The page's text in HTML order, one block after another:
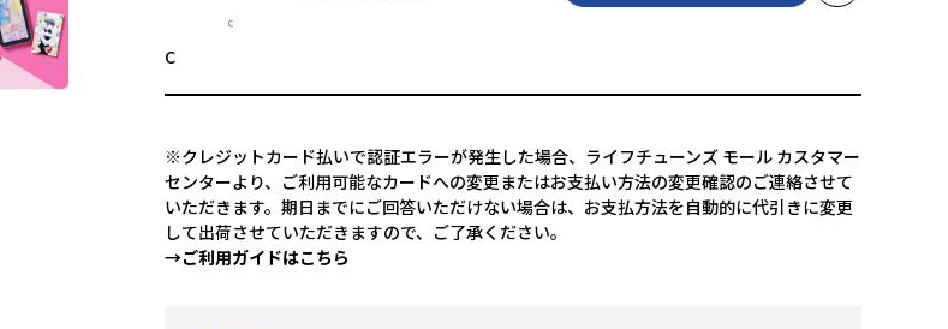
C
※クレジットカード払いで認証エラーが発生した場合、ライフチューンズ モール カスタマー
センターより、ご利用可能なカードへの変更またはお支払い方法の変更確認のご連絡させて
いただきます。期日までにご回答いただけない場合は、お支払方法を自動的に代引きに変更
して出荷させていただきますので、ご了承ください。
→ご利用ガイドはこちら